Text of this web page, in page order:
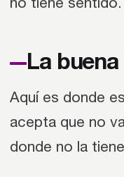
La
Aquí es donde
acepta que no
donde no la